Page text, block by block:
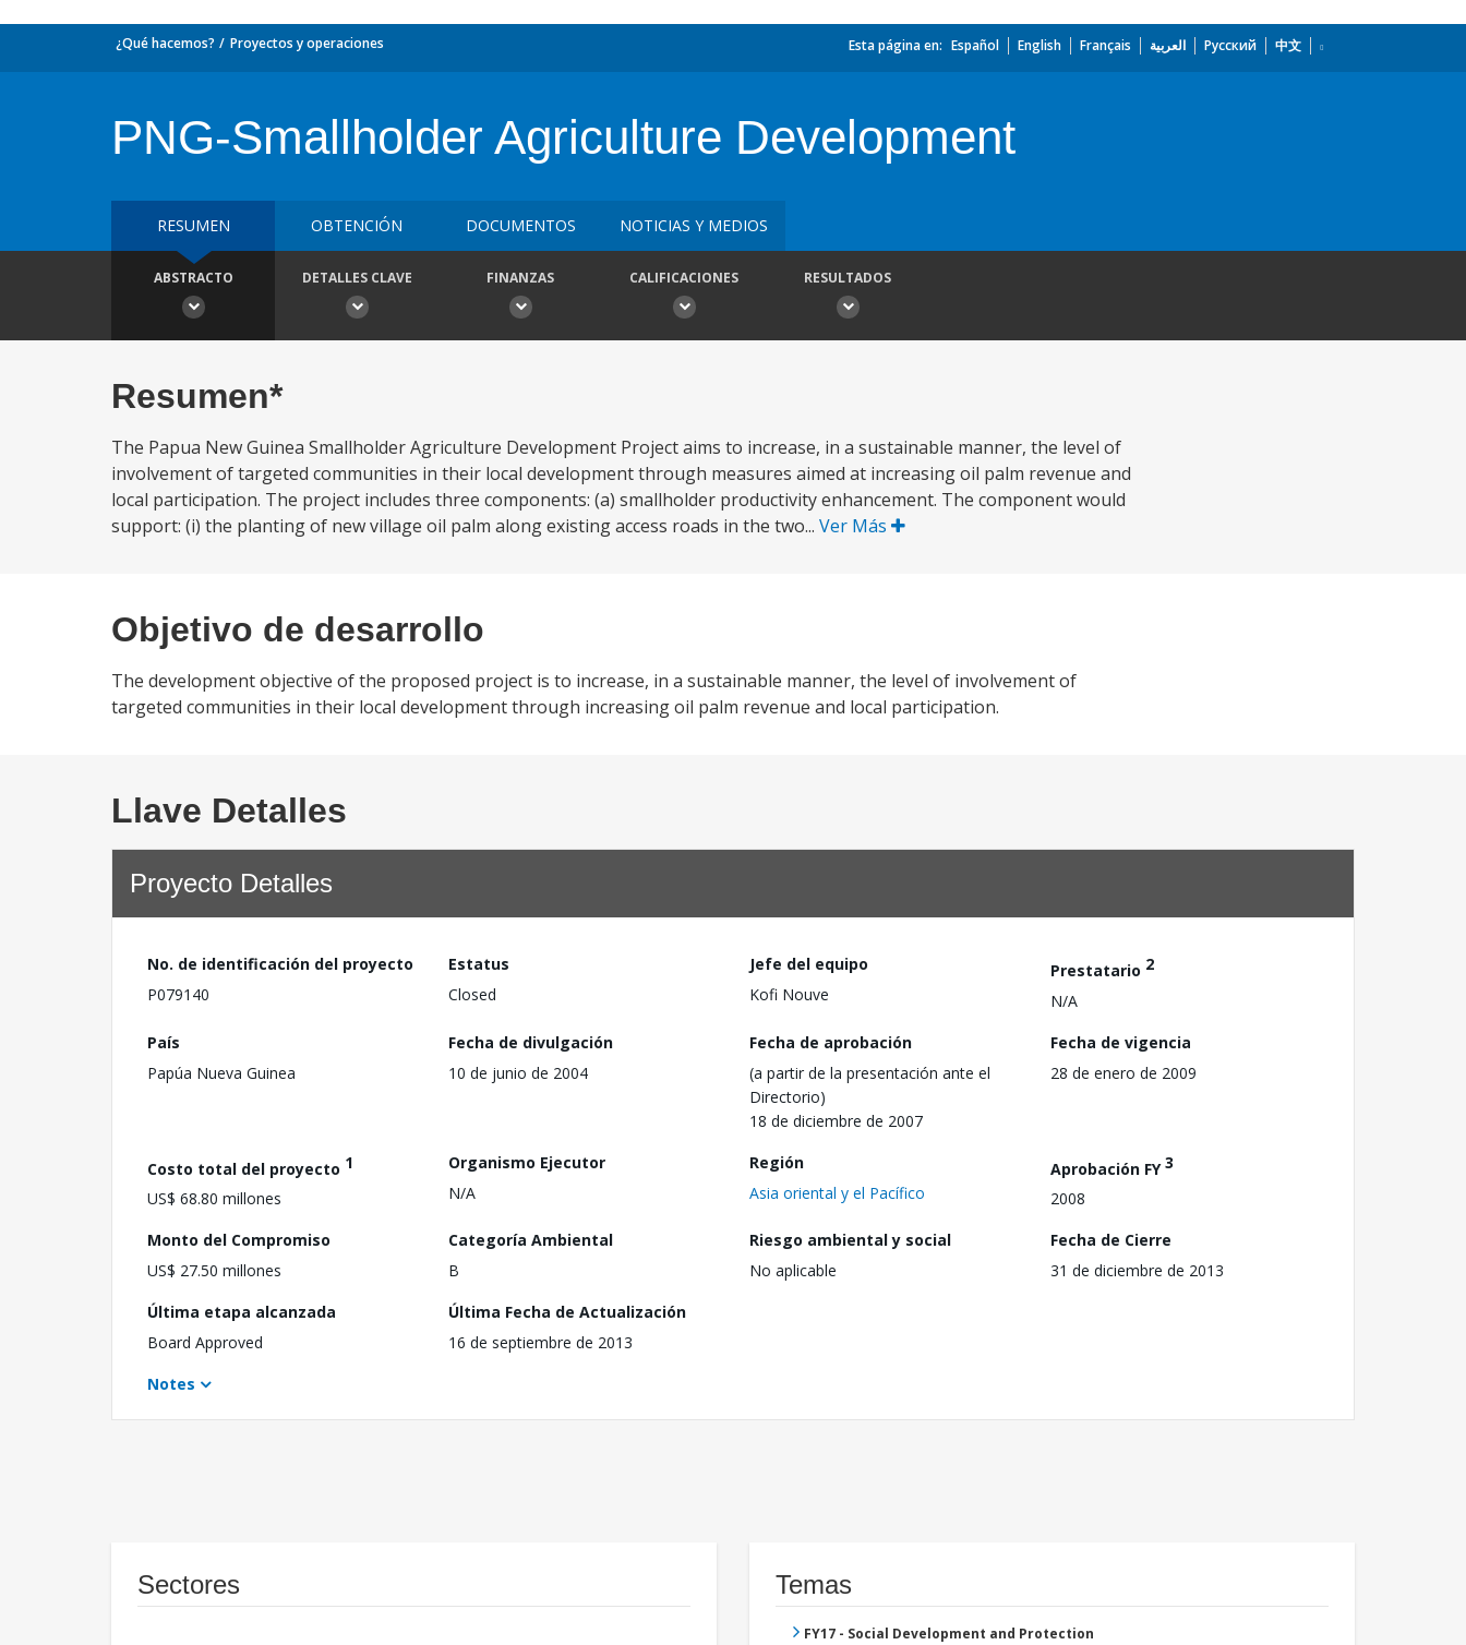
¿Qué hacemos? Proyectos y operaciones Esta página en: Español English Français العربية Русский 中文
PNG-Smallholder Agriculture Development
RESUMEN OBTENCIÓN DOCUMENTOS NOTICIAS Y MEDIOS
ABSTRACTO DETALLES CLAVE FINANZAS CALIFICACIONES RESULTADOS
Resumen*
The Papua New Guinea Smallholder Agriculture Development Project aims to increase, in a sustainable manner, the level of
involvement of targeted communities in their local development through measures aimed at increasing oil palm revenue and
local participation. The project includes three components: (a) smallholder productivity enhancement. The component would
support: (i) the planting of new village oil palm along existing access roads in the two... Ver Más
Objetivo de desarrollo
The development objective of the proposed project is to increase, in a sustainable manner, the level of involvement of
targeted communities in their local development through increasing oil palm revenue and local participation.
Llave Detalles
Proyecto Detalles
No. de identificación del proyecto
P079140
Estatus
Closed
Jefe del equipo
Kofi Nouve
Prestatario 2
N/A
País
Papúa Nueva Guinea
Fecha de divulgación
10 de junio de 2004
Fecha de aprobación
(a partir de la presentación ante el
Directorio)
18 de diciembre de 2007
Fecha de vigencia
28 de enero de 2009
Costo total del proyecto 1
US$ 68.80 millones
Organismo Ejecutor
N/A
Región
Asia oriental y el Pacífico
Aprobación FY3
2008
Monto del Compromiso
US$ 27.50 millones
Categoría Ambiental
B
Riesgo ambiental y social
No aplicable
Fecha de Cierre
31 de diciembre de 2013
Última etapa alcanzada
Board Approved
Última Fecha de Actualización
16 de septiembre de 2013
Notes
Sectores Temas
FY17 - Social Development and Protection